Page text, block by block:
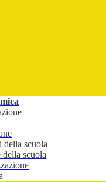
della scuola
della scuola